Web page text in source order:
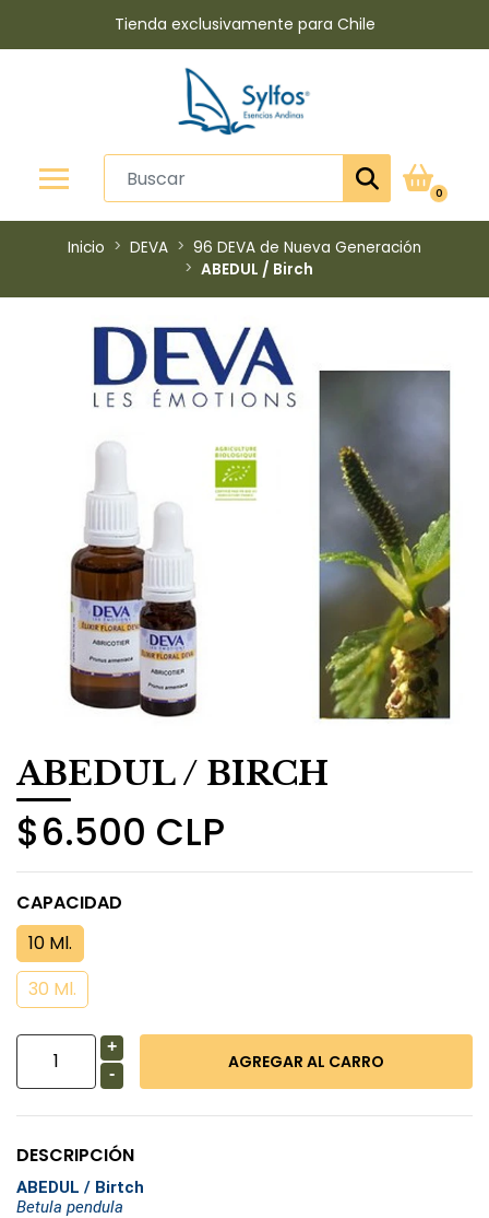
Tienda exclusivamente para Chile
0
Inicio DEVA
96 DEVA de Nueva Generación
ABEDUL / Birch
ABEDUL / BIRCH
$6.500 CLP
CAPACIDAD
10 Ml.
30 Ml.
+
-
DESCRIPCIÓN
ABEDUL / Birtch
Betula pendula